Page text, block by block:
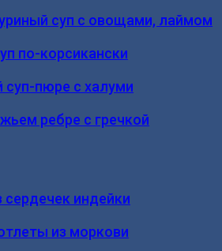
суп с овощами, лаймом
по-корсикански
пюре с халуми
ребре с гречкой
индейки
из моркови